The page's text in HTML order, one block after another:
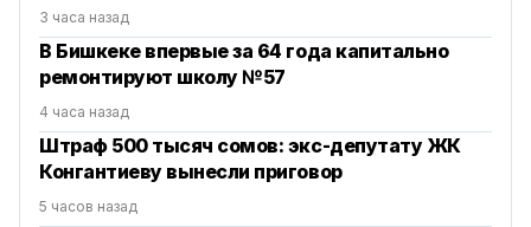
3 часа назад
В Бишкеке впервые за 64 года капитально
ремонтируют школу №57
4 часа назад
Штраф 500 тысяч сомов: экс-депутату ЖК
Конгантиеву вынесли приговор
5 часов назад